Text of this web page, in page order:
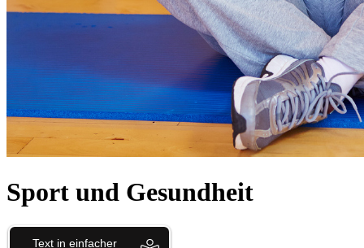
Sport und Gesundheit